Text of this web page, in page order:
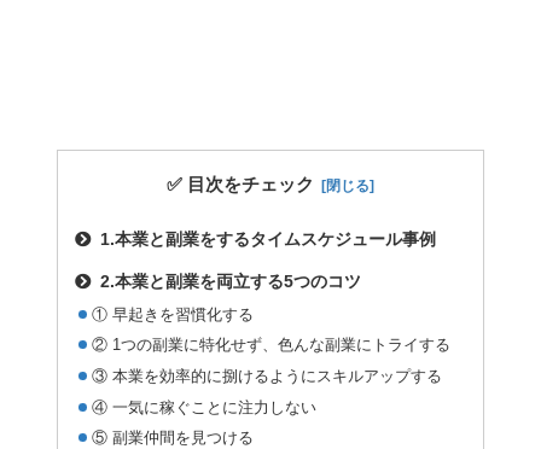
✅ 目次をチェック
1.本業と副業をするタイムスケジュール事例
2.本業と副業を両立する5つのコツ
① 早起きを習慣化する
② 1つの副業に特化せず、色んな副業にトライする
③ 本業を効率的に捌けるようにスキルアップする
④ 一気に稼ぐことに注力しない
⑤ 副業仲間を見つける